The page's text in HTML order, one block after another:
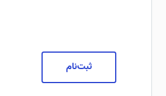
ثبت‌نام